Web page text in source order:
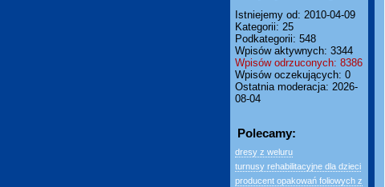
Istniejemy od: 2010-04-09
Kategorii: 25
Podkategorii: 548
Wpisów aktywnych: 3344
Wpisów odrzuconych: 8386
Wpisów oczekujących: 0
Ostatnia moderacja: 2026-
08-04
Polecamy:
dresy z weluru
turnusy rehabilitacyjne dla dzieci
producent opakowań foliowych z